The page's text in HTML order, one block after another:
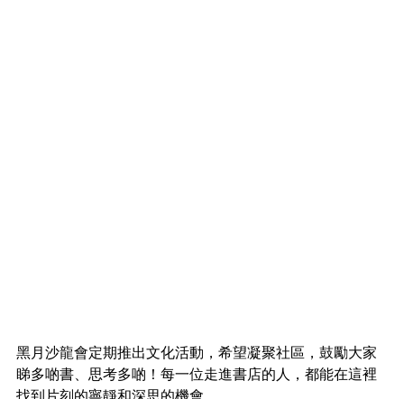
黑月沙龍會定期推出文化活動，希望凝聚社區，鼓勵大家
睇多啲書、思考多啲！每一位走進書店的人，都能在這裡